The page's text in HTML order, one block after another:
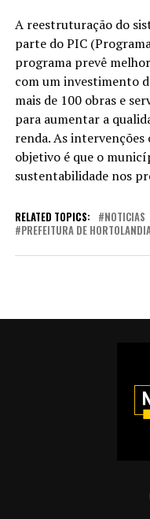
A reestruturação do
parte do PIC
programa prevê
com um investimento
mais de 100 obras e
para aumentar a
renda. As
objetivo é que o
sustentabilidade nos
RELATED TOPICS: NOTICIAS
PREFEITURA DE